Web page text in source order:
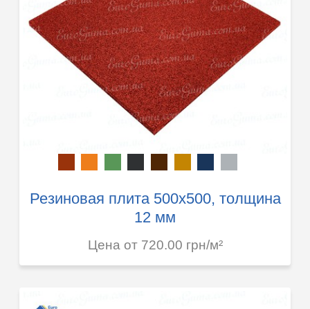
Резиновая плита 500х500, толщина
12 мм
Цена от 720.00 грн/м²